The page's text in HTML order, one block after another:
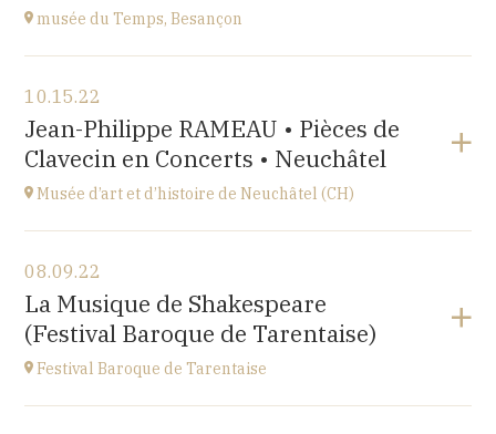
musée du Temps, Besançon
Palais Granvelle, 96 Grande Rue
at15H
10.15.22
Jean-Philippe RAMEAU • Pièces de
Clavecin en Concerts • Neuchâtel
Musée d’art et d’histoire de Neuchâtel (CH)
Esplanade Léopold-Robert 1 CH-2000 Neuchâtel
at20:15
08.09.22
La Musique de Shakespeare
(Festival Baroque de Tarentaise)
Festival Baroque de Tarentaise